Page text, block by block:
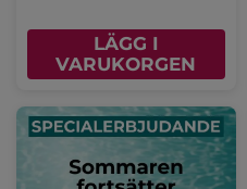
LÄGG I
VARUKORGEN